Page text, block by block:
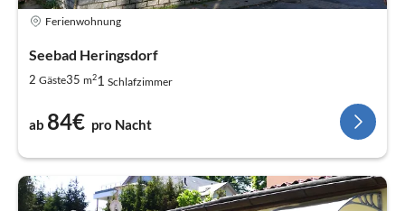
Ferienwohnung
Seebad Heringsdorf
2 Gäste35 m21 Schlafzimmer
ab 84€ pro Nacht